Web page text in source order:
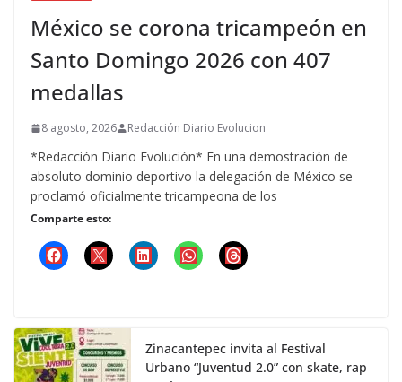
México se corona tricampeón en
Santo Domingo 2026 con 407
medallas
8 agosto, 2026 Redacción Diario Evolucion
*Redacción Diario Evolución* En una demostración de
absoluto dominio deportivo la delegación de México se
proclamó oficialmente tricampeona de los
Comparte esto:
Zinacantepec invita al Festival
Urbano “Juventud 2.0” con skate, rap